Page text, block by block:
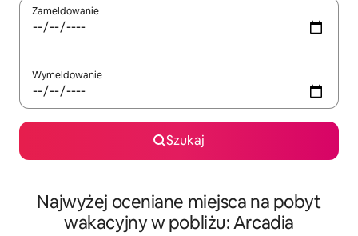
Zameldowanie
Wymeldowanie
Szukaj
Najwyżej oceniane miejsca na pobyt
wakacyjny w pobliżu: Arcadia